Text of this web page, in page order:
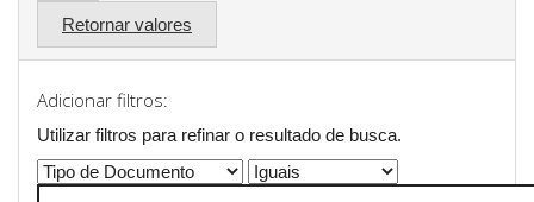
Retornar valores
Adicionar filtros:
Utilizar filtros para refinar o resultado de busca.